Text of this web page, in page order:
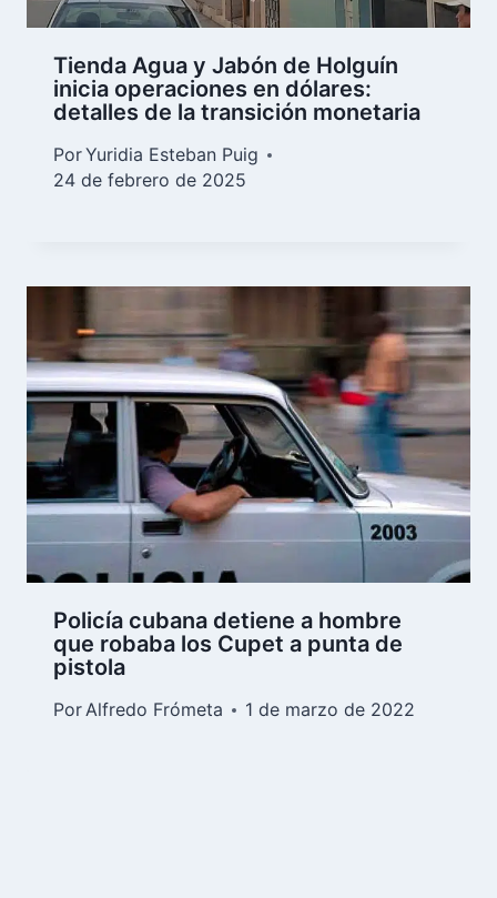
Tienda Agua y Jabón de Holguín
inicia operaciones en dólares:
detalles de la transición monetaria
PorYuridia Esteban Puig
24 de febrero de 2025
Policía cubana detiene a hombre
que robaba los Cupet a punta de
pistola
PorAlfredo Frómeta 1 de marzo de 2022